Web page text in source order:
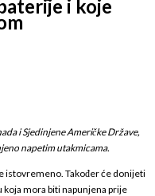
i koje
i Sjedinjene Američke Države,
napetim utakmicama.
istovremeno. Također će donijeti
mora biti napunjena prije